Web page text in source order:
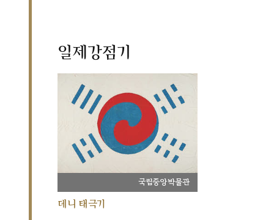
일제강점기
국립중앙박물관
데니 태극기